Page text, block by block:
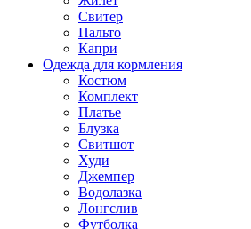
Свитер
Пальто
Капри
Одежда для кормления
Костюм
Комплект
Платье
Блузка
Свитшот
Худи
Джемпер
Водолазка
Лонгслив
Футболка